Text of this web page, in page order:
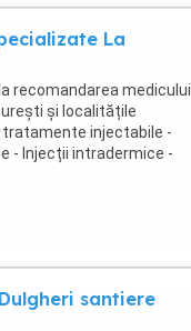
La
recomandarea medicului
și localitățile
tratamente injectabile -
- Injecții intradermice -
santiere